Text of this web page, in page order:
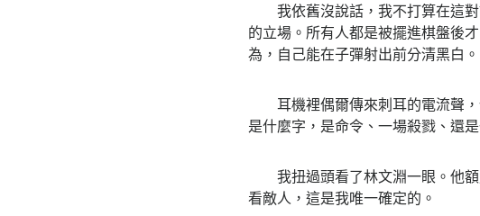
我依舊沒說話，我不打算在這對
的立場。所有人都是被擺進棋盤後
為，自己能在子彈射出前分清黑白。
耳機裡偶爾傳來刺耳的電流聲，
是什麼字，是命令、一場殺戮、還
我扭過頭看了林文淵一眼。他額
看敵人，這是我唯一確定的。